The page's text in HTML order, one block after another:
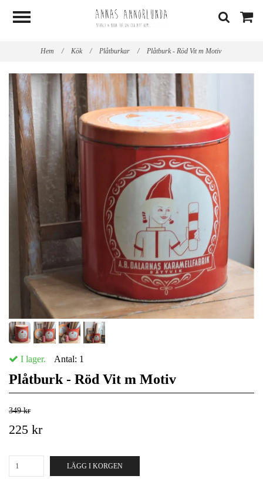
Hem / Kök / Plåtburkar / Plåtburk - Röd Vit m Motiv
I lager. Antal: 1
Plåtburk - Röd Vit m Motiv
349 kr
225 kr
LÄGG I KORGEN